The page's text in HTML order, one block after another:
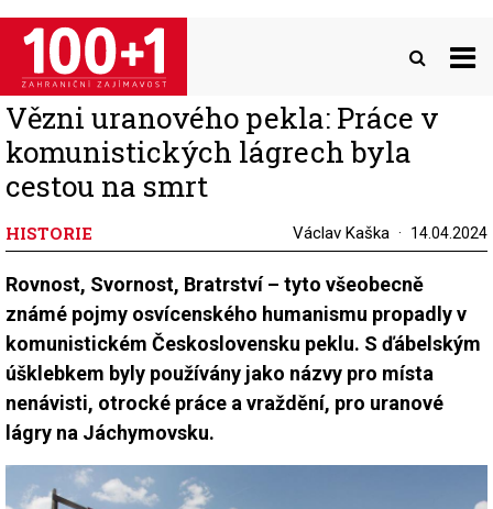
Přejít
hlavnímu
obsahu
Vězni uranového pekla: Práce v
komunistických lágrech byla
cestou na smrt
HISTORIE Václav Kaška 14.04.2024
Rovnost, Svornost, Bratrství – tyto všeobecně
známé pojmy osvícenského humanismu propadly v
komunistickém Československu peklu. S ďábelským
úšklebkem byly používány jako názvy pro místa
nenávisti, otrocké práce a vraždění, pro uranové
lágry na Jáchymovsku.